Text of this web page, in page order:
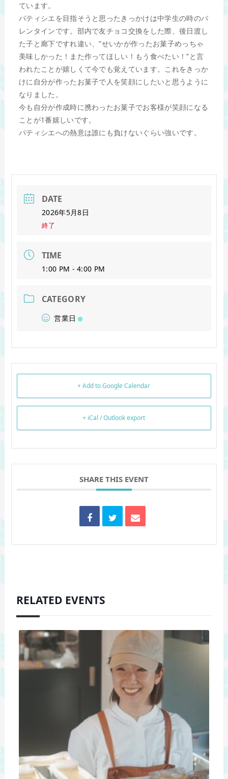
ています。
パティシエを目指そうと思ったきっかけは中学生の時のバ
レンタインです。部内で友チョコ交換をした際、後日渡し
た子と廊下ですれ違い、”せいかが作ったお菓子めっちゃ
美味しかった！また作ってほしい！もう食べたい！”と言
われたことが嬉しくて今でも覚えています。これをきっか
けに自分が作ったお菓子で人を笑顔にしたいと思うように
なりました。
今も自分が作成時に携わったお菓子でお客様が笑顔になる
ことが1番嬉しいです。
パティシエへの熱意は誰にも負けないぐらい強いです。
DATE
2026年5月8日
終了
TIME
1:00 PM - 4:00 PM
CATEGORY
営業日
+ Add to Google Calendar
+ iCal / Outlook export
SHARE THIS EVENT
RELATED EVENTS